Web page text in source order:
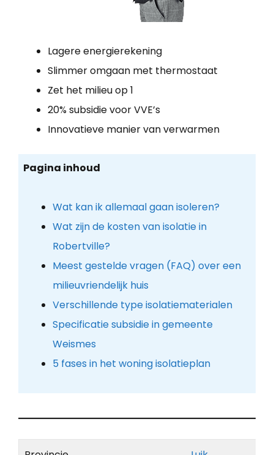
Lagere energierekening
Slimmer omgaan met thermostaat
Zet het milieu op 1
20% subsidie voor VVE’s
Innovatieve manier van verwarmen
Pagina inhoud
Wat kan ik allemaal gaan isoleren?
Wat zijn de kosten van isolatie in
Robertville?
Meest gestelde vragen (FAQ) over een
milieuvriendelijk huis
Verschillende type isolatiematerialen
Specificatie subsidie in gemeente
Weismes
5 fases in het woning isolatieplan